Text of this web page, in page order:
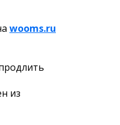
wooms.ru
из